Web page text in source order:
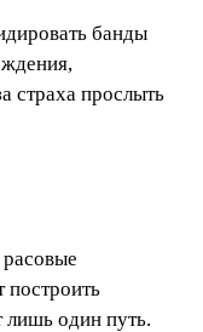
банды
страха прослыть
построить
лишь один путь.